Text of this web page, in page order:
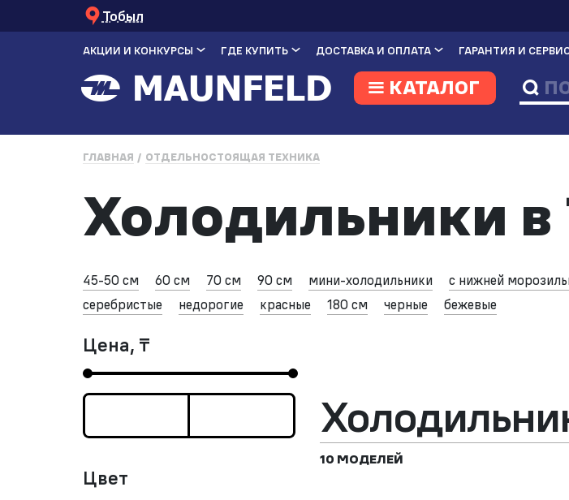
Тобыл
АКЦИИ И КОНКУРСЫ ГДЕ КУПИТЬ ДОСТАВКА И ОПЛАТА ГАРАНТИЯ И
КАТАЛОГ
ГЛАВНАЯ ОТДЕЛЬНОСТОЯЩАЯ ТЕХНИКА
Холодильники
45-50 см 60 см 70 см 90 см мини-холодильники с нижней
серебристые
недорогие красные 180 см черные бежевые
Цена, ₸
Цвет
10 МОДЕЛЕЙ